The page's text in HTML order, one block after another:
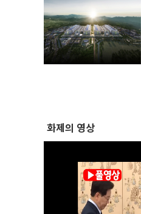
화제의 영상